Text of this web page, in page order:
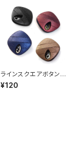
ラインスクエアボタン「1
4mm」（全4色）【A000
2】
¥120